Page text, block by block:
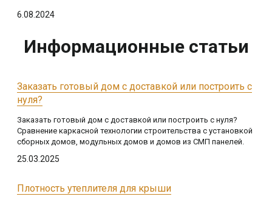
6.08.2024
Информационные статьи
Заказать готовый дом с доставкой или построить с
нуля?
Заказать готовый дом с доставкой или построить с нуля?
Сравнение каркасной технологии строительства с установкой
сборных домов, модульных домов и домов из СМП панелей.
25.03.2025
Плотность утеплителя для крыши